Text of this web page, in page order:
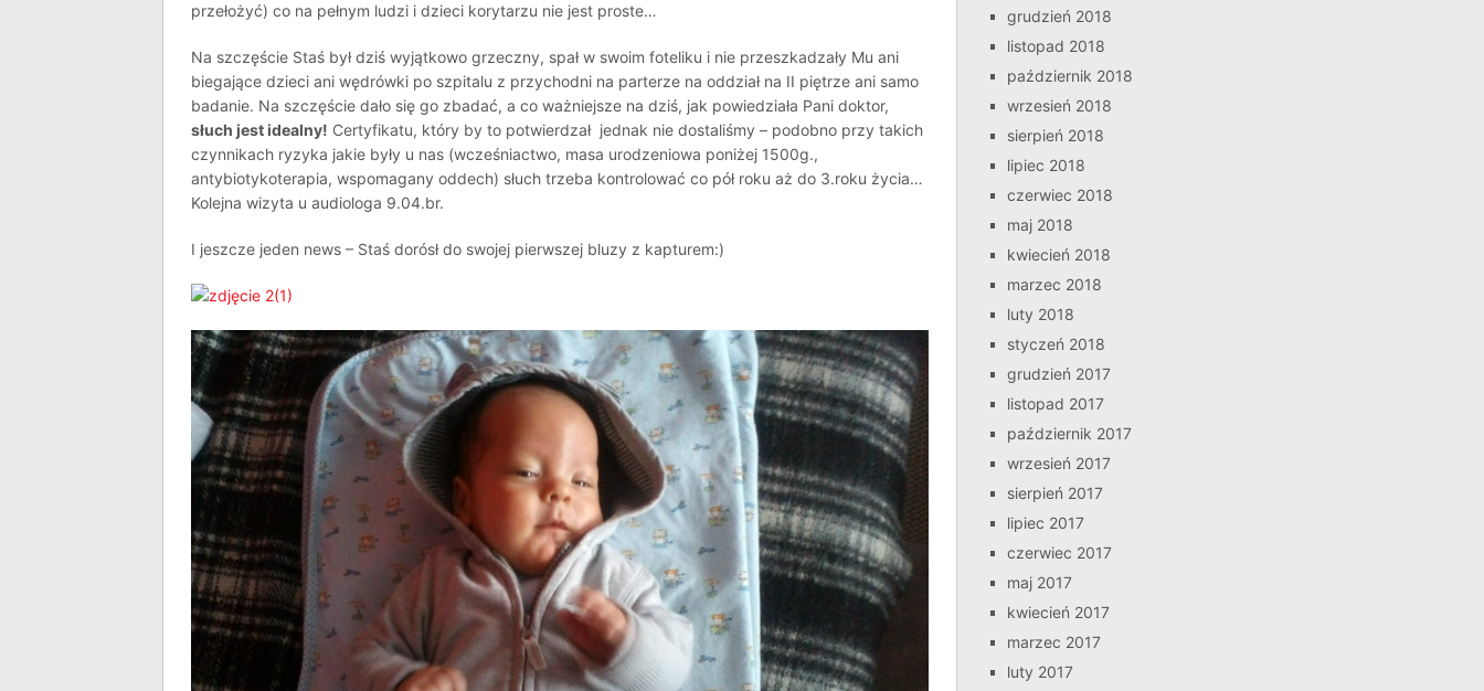
przełożyć) co na pełnym ludzi i dzieci korytarzu nie jest proste…
Na szczęście Staś był dziś wyjątkowo grzeczny, spał w swoim foteliku i nie przeszkadzały Mu ani
biegające dzieci ani wędrówki po szpitalu z przychodni na parterze na oddział na II piętrze ani samo
badanie. Na szczęście dało się go zbadać, a co ważniejsze na dziś, jak powiedziała Pani doktor,
słuch jest idealny! Certyfikatu, który by to potwierdzał jednak nie dostaliśmy – podobno przy takich
czynnikach ryzyka jakie były u nas (wcześniactwo, masa urodzeniowa poniżej 1500g.,
antybiotykoterapia, wspomagany oddech) słuch trzeba kontrolować co pół roku aż do 3.roku życia…
Kolejna wizyta u audiologa 9.04.br.
I jeszcze jeden news – Staś dorósł do swojej pierwszej bluzy z kapturem:)
grudzień 2018
listopad 2018
październik 2018
wrzesień 2018
sierpień 2018
lipiec 2018
czerwiec 2018
maj 2018
kwiecień 2018
marzec 2018
luty 2018
styczeń 2018
grudzień 2017
listopad 2017
październik 2017
wrzesień 2017
sierpień 2017
lipiec 2017
czerwiec 2017
maj 2017
kwiecień 2017
marzec 2017
luty 2017